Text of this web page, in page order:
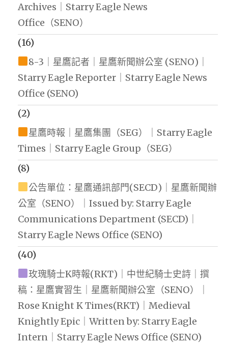
Archives｜Starry Eagle News
Office（SENO）
(16)
8-3｜星鷹記者｜星鷹新聞辦公室 (SENO)｜
Starry Eagle Reporter｜Starry Eagle News
Office (SENO)
(2)
星鷹時報｜星鷹集團（SEG）｜Starry Eagle
Times｜Starry Eagle Group（SEG）
(8)
公告單位：星鷹通訊部門(SECD)｜星鷹新聞辦
公室（SENO）｜Issued by: Starry Eagle
Communications Department (SECD)｜
Starry Eagle News Office (SENO)
(40)
玫瑰騎士K時報(RKT)｜中世紀騎士史詩｜撰
稿：星鷹實習生｜星鷹新聞辦公室（SENO）｜
Rose Knight K Times(RKT)｜Medieval
Knightly Epic｜Written by: Starry Eagle
Intern｜Starry Eagle News Office (SENO)